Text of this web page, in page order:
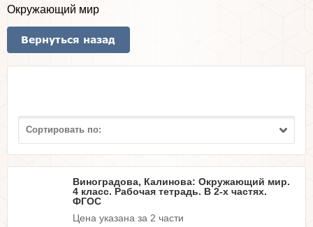
Окружающий мир
Сортировать по:
Виноградова, Калинова: Окружающий мир.
4 класс. Рабочая тетрадь. В 2-х частях.
ФГОС
Цена указана за 2 части